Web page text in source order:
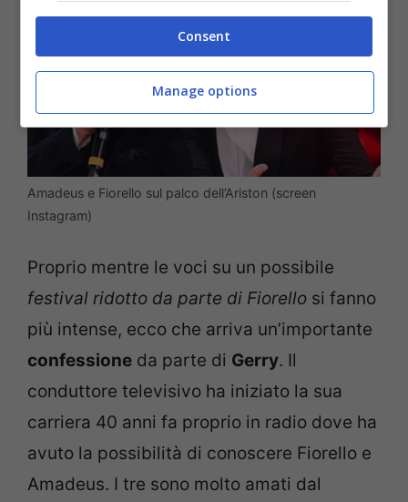
Amadeus e Fiorello sul palco dell’Ariston (screen
Instagram)
Proprio mentre le voci su un possibile
festival ridotto da parte di Fiorello si fanno
più intense, ecco che arriva un’importante
confessione da parte di Gerry. Il
conduttore televisivo ha iniziato la sua
carriera 40 anni fa proprio in radio dove ha
avuto la possibilità di conoscere Fiorello e
Amadeus. I tre sono molto amati dal
Consent
Manage options